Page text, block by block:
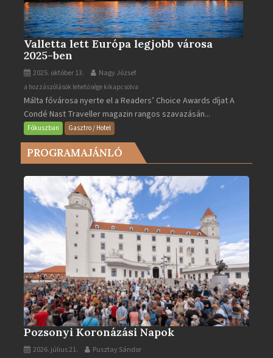
Valletta lett Európa legjobb városa
2025-ben
2025. október 13. Nagy József
Valletta
lett
Európa
legjobb
városa
2025-
bejegyzéshez
a hozzászólások lehetősége kikapcsolva
Málta fővárosa nyerte el a Readers’ Choice Awards díjat A
Condé Nast Traveller magazin rangos szavazásán...
Fókuszban Gasztro / Hotel
PROGRAMAJÁNLÓ
Pozsonyi Koronázási Napok
2026. július 21. Pusztay Sándor